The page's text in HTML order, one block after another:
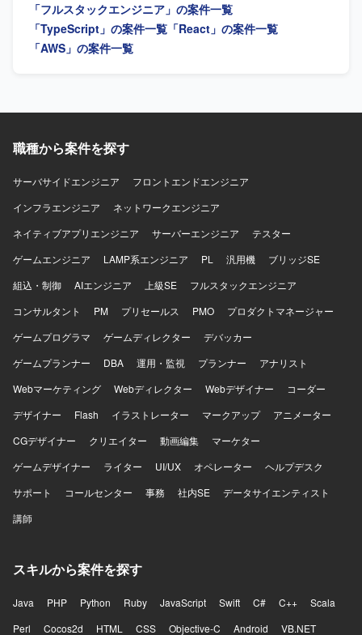
ロセスやチーム内の役割分担、情報共有方法の改善、チー
ムメンバーへの技術的な支援やナレッジ共有を行っていた
だき、将来的にはテックリードとしてチーム開発および技
術的意思決定のリードを担っていただきます。 【求める人
事業上の優先順位を踏まえて判断できる方に参画していた
だきたいと考えております。不具合や個別要望への対応を
方、曖昧な状況でも自ら課題を整理し必要な関係者を巻き
込みながら開発を進められる方、プロダクトマネージャー
迎いたします。チームメンバーの経験や強みを尊重し技術
的な支援やナレッジ共有ができる方、開発速度と品質の両
方に責任を持ち継続的な改善に取り組める方に活躍してい
ただきたいポジションです。 【ポジションの魅力】 AI音声
ら得られるフィードバックをもとにプロダクトを改善して
いくフェーズに携わることができます。単に決められた仕
整理し、その場限りの個別対応ではなくプロダクトとして
再利用可能な機能や仕組みへ昇華していくことが求められ
ます。既存機能の改善と新規機能開発を両立するために、
開発優先順位やアーキテクチャ、チームの進め方そのもの
ドを横断して手を動かしながら将来的にはテックリードと
して技術面だけでなくチームの開発推進にも関与できるポ
用、通話後業務の効率化など、音声と生成AIを組み合わせ
た難易度の高いプロダクト開発に挑戦できます。 【開発環
境】 フロントエンドはReact、Next.js、Chrome Extension
Hono、Drizzle、Pythonを利用しております。データベース
はPostgreSQLやQdrant（ベクトルデータベース）を使用し
おり、CI/CDにはGitHub Actions、監視にはDatadogを利用
しております。AIについてはOpenAI API、Anthropic APIな
業内容】 AI音声プロダクトにおけるフロントエンドおよび
バックエンドの設計・開発・運用を行っていただきます。
TypeScriptを中心としたWebアプリケーションの機能開発
や、通話中支援、通話後処理、ナレッジ活用に関する機能
マネージャーやプロジェクトマネージャーとの要件整理・
仕様検討、アーキテクチャ設計や技術選定、リファクタリ
ビューや設計レビューによる開発品質の向上、開発プロセ
スやチーム内の役割分担、情報共有方法の改善、チームメ
発をリードしていただきます。 【求める人物像】 マネジメ
ントだけではなく自ら設計・実装を行いながらチームをリ
ードできる方を求めています。フロントエンドとバックエ
ンドの領域を限定せず、プロダクト全体の課題に向き合え
や事業上の優先順位を踏まえて判断できる方、不具合や個
別要望への対応をプロダクトの改善につなげられる方を歓
者を巻き込みながら開発を進められる方、プロダクトマネ
ージャーやプロジェクトマネージャーと建設的に議論でき
る方、チームメンバーの経験や強みを尊重しつつ技術的な
支援やナレッジ共有ができる方にご参画いただきたいと考
な改善に取り組める方を期待しています。 【ポジションの
魅力】 AI音声プロダクトを実際のコンタクトセンターへ導
トを改善していくフェーズに携わることができます。決め
られた仕様を実装するだけではなく、顧客環境で発生して
いる課題を整理し、プロダクトとして再利用可能な機能や
能の改善と新規機能開発を両立する中で、開発優先順位や
アーキテクチャ、チームの進め方そのものを見直していく
ンドを横断して手を動かしながら、将来的にはテックリー
ドとして技術面だけでなくチームの開発推進にも関与で
「フルスタックエンジニア」の案件一覧
「TypeScript」の案件一覧 「React」の案件一覧
「AWS」の案件一覧
職種から案件を探す
サーバサイドエンジニア
フロントエンドエンジニア
インフラエンジニア
ネットワークエンジニア
ネイティブアプリエンジニア
サーバーエンジニア
テスター
ゲームエンジニア
LAMP系エンジニア PL 汎用機
ブリッジSE
組込・制御
AIエンジニア 上級SE
フルスタックエンジニア
コンサルタント
PM プリセールス PMO
プロダクトマネージャー
ゲームプログラマ
ゲームディレクター
デバッカー
ゲームプランナー
DBA 運用・監視 プランナー
アナリスト
Webマーケティング
Webディレクター Webデザイナー
コーダー
デザイナー
Flash イラストレーター マークアップ
アニメーター
CGデザイナー
クリエイター 動画編集
マーケター
ゲームデザイナー
ライター UI/UX オペレーター
ヘルプデスク
サポート
コールセンター 事務 社内SE
データサイエンティスト
講師
スキルから案件を探す
Java PHP Python Ruby JavaScript Swift C# C++
Scala
Perl
Cocos2d HTML CSS Objective-C Android
VB.NET